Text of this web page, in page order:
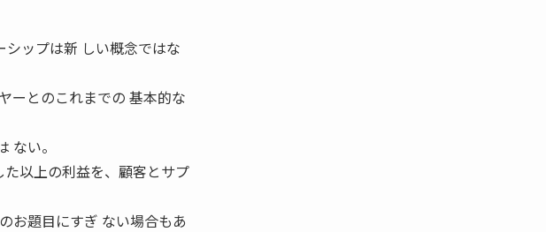
ップは新 しい概念ではな
ーとのこれまでの 基本的な
ない。
以上の利益を、顧客とサプ
お題目にすぎ ない場合もあ